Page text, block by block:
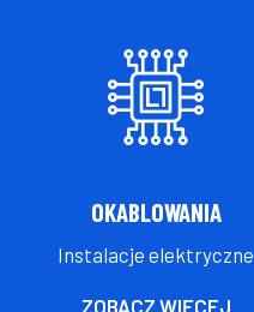
OKABLOWANIA
Instalacje elektryczne
ZOBACZ WIĘCEJ